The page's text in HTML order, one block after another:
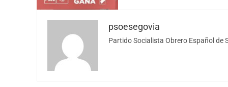
psoesegovia
Partido Socialista Obrero Español de